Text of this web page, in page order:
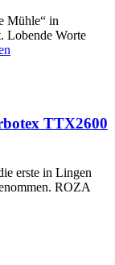
Mühle“ in
Lobende Worte
TTX2600
erste in Lingen
ROZA